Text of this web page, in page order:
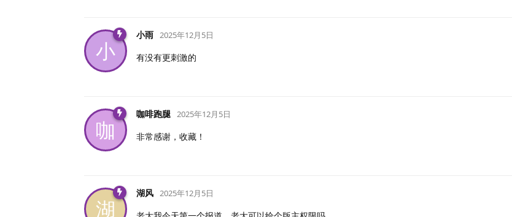
小
小雨 2025年12月5日
有没有更刺激的
咖
咖啡跑腿 2025年12月5日
非常感谢，收藏！
湖
湖风 2025年12月5日